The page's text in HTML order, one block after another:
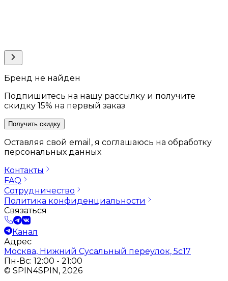
Бренд не найден
Подпишитесь на нашу рассылку и получите
скидку 15% на первый заказ
Получить скидку
Оставляя свой email, я соглашаюсь на обработку
персональных данных
Контакты
FAQ
Сотрудничество
Политика конфиденциальности
Связаться
Канал
Адрес
Москва, Нижний Сусальный переулок, 5с17
Пн-Вс: 12:00 - 21:00
© SPIN4SPIN, 2026